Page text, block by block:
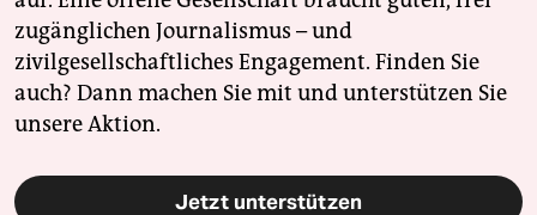
zugänglichen Journalismus – und
zivilgesellschaftliches Engagement. Finden Sie
auch? Dann machen Sie mit und unterstützen Sie
unsere Aktion.
Jetzt unterstützen